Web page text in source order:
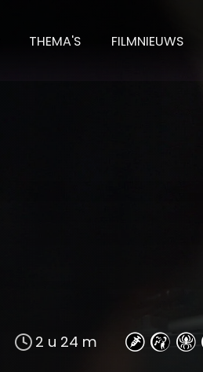
THEMA'S FILMNIEUWS
2 u 24 m